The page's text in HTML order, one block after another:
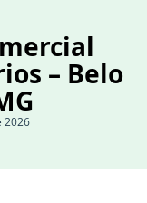
– Belo
2026